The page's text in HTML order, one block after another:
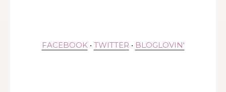
FACEBOOK • TWITTER • BLOGLOVIN'